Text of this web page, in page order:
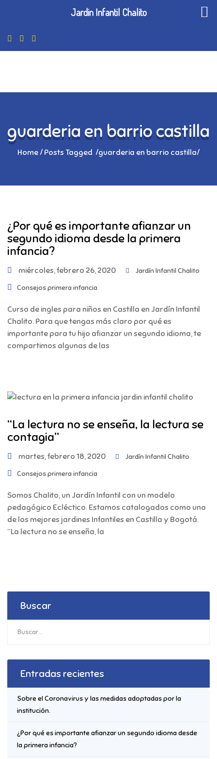
guarderia en barrio castilla
Home / Posts Tagged /guarderia en barrio castilla/
¿Por qué es importante afianzar un
segundo idioma desde la primera
infancia?
miércoles, febrero 26, 2020 Jardín Infantil Chalito
Consejos primera infancia
Curso de ingles para niños en Castilla en Jardín Infantil
Chalito. Para que tengas más claro por qué es
importante para tu hijo afianzar un segundo idioma, te
compartimos algunas de las
“La lectura no se enseña, la lectura se
contagia”
martes, febrero 18, 2020 Jardín Infantil Chalito
Consejos primera infancia
Somos Chalito, un Jardín Infantil con un modelo
pedagógico Ecléctico. Estamos catalogados como uno
de los mejores jardines Infantiles en Castilla y Bogotá.
“La lectura no se enseña, la
Buscar
Entradas recientes
Sobre el Coronavirus y las medidas adoptadas por la
institución.
¿Por qué es importante afianzar un segundo idioma desde
la primera infancia?
Jardin Infantil Chalito